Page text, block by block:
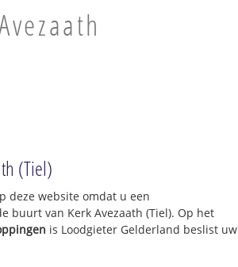
(Tiel)
deze website omdat u een
buurt van Kerk Avezaath (Tiel). Op het
is Loodgieter Gelderland beslist uw